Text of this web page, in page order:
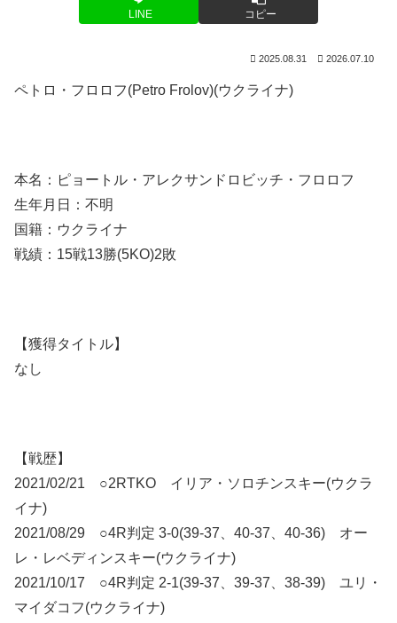
LINE コピー
2025.08.31 2026.07.10
ペトロ・フロロフ(Petro Frolov)(ウクライナ)
本名：ピョートル・アレクサンドロビッチ・フロロフ
生年月日：不明
国籍：ウクライナ
戦績：15戦13勝(5KO)2敗
【獲得タイトル】
なし
【戦歴】
2021/02/21 ○2RTKO イリア・ソロチンスキー(ウクラ
イナ)
2021/08/29 ○4R判定 3-0(39-37、40-37、40-36) オー
レ・レベディンスキー(ウクライナ)
2021/10/17 ○4R判定 2-1(39-37、39-37、38-39) ユリ・
マイダコフ(ウクライナ)